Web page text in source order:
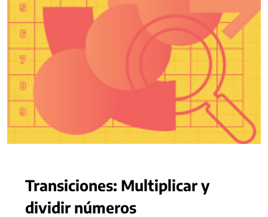
Transiciones: Multiplicar y
dividir números